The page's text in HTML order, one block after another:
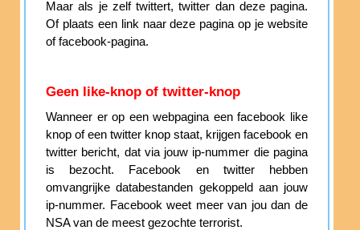
Maar als je zelf twittert, twitter dan deze pagina.
Of plaats een link naar deze pagina op je website
of facebook-pagina.
Geen like-knop of twitter-knop
Wanneer er op een webpagina een facebook like
knop of een twitter knop staat, krijgen facebook en
twitter bericht, dat via jouw ip-nummer die pagina
is bezocht. Facebook en twitter hebben
omvangrijke databestanden gekoppeld aan jouw
ip-nummer. Facebook weet meer van jou dan de
NSA van de meest gezochte terrorist.